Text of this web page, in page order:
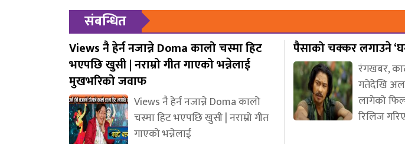
संबन्धित
Views नै हेर्न नजान्ने Doma कालो चस्मा हिट
भएपछि खुसी | नराम्रो गीत गाएको भन्नेलाई
मुखभरिको जवाफ
Views नै हेर्न नजान्ने Doma कालो
चस्मा हिट भएपछि खुसी | नराम्रो गीत
गाएको भन्नेलाई
पैसाको चक्कर लगाउने
रंगखबर,
गतेदेखि
लागेको
रिलिज